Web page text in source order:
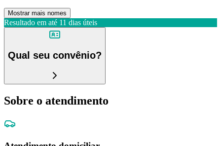
Mostrar mais nomes
Resultado em até 11 dias úteis
Qual seu convênio?
Sobre o atendimento